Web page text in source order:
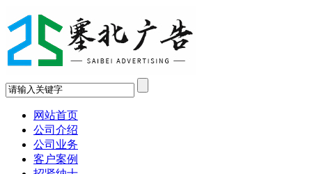
网站首页
公司介绍
公司业务
客户案例